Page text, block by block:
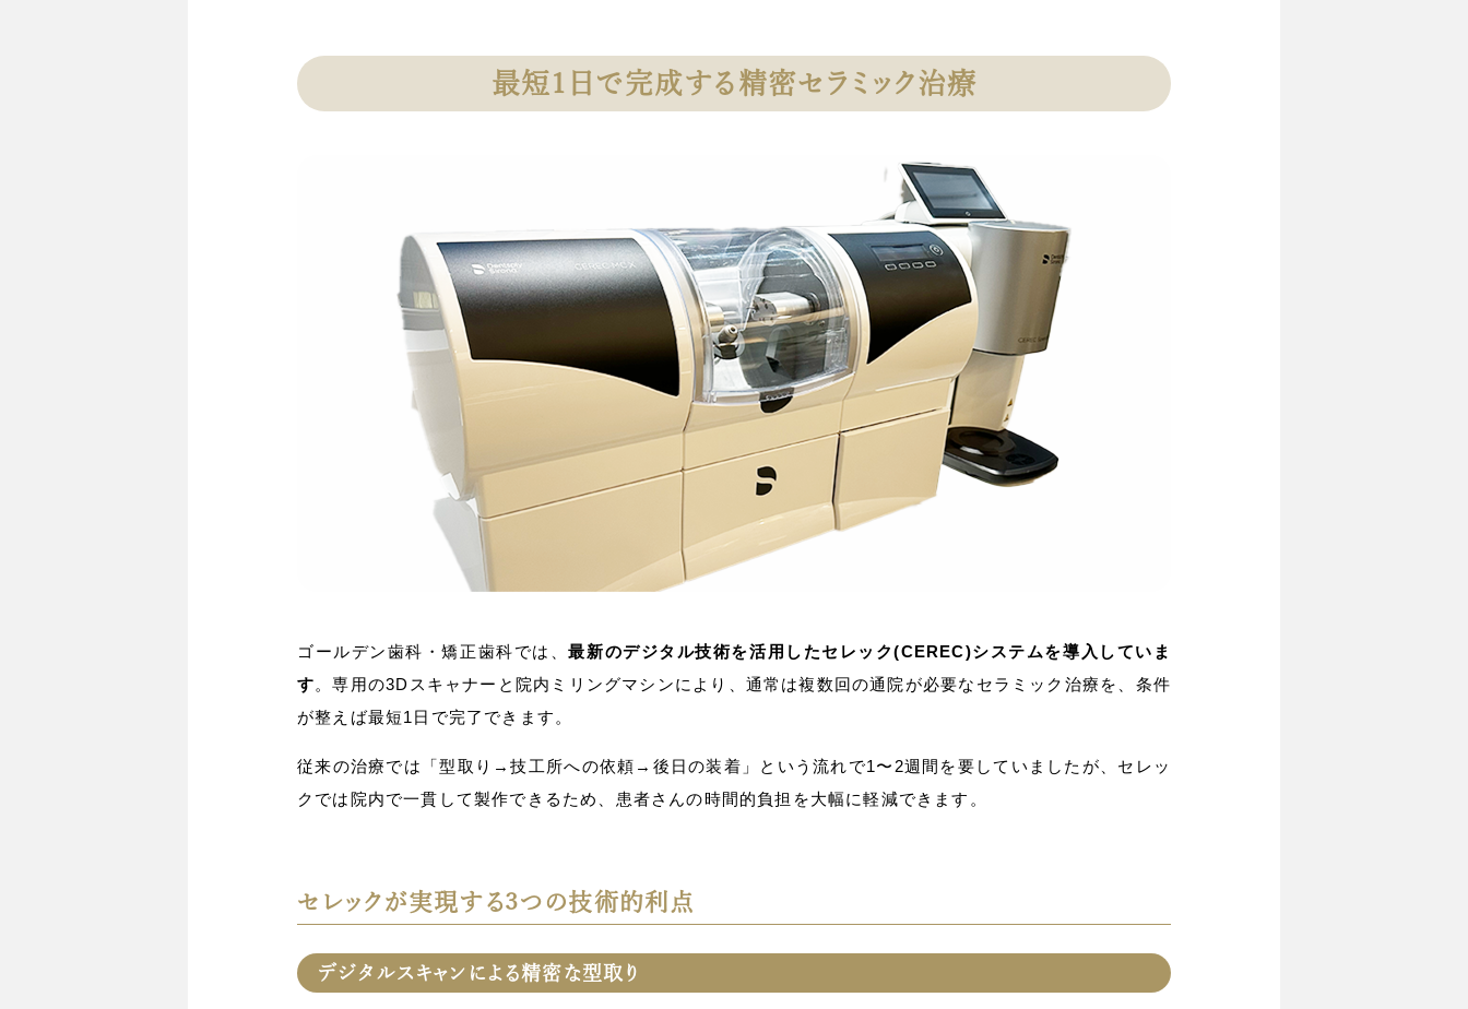
最短1日で完成する精密セラミック治療
ゴールデン歯科・矯正歯科では、最新のデジタル技術を活用したセレック(CEREC)システムを導入していま
す。専用の3Dスキャナーと院内ミリングマシンにより、通常は複数回の通院が必要なセラミック治療を、条件
が整えば最短1日で完了できます。
従来の治療では「型取り→技工所への依頼→後日の装着」という流れで1〜2週間を要していましたが、セレッ
クでは院内で一貫して製作できるため、患者さんの時間的負担を大幅に軽減できます。
セレックが実現する3つの技術的利点
デジタルスキャンによる精密な型取り